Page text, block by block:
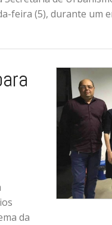
feira (5), durante
da